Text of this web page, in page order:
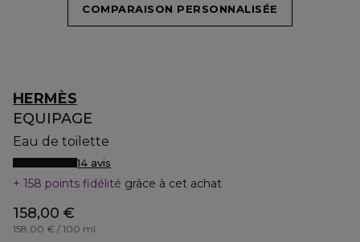
COMPARAISON PERSONNALISÉE
HERMÈS
EQUIPAGE
Eau de toilette
14 avis
158 points fidélité grâce à cet achat
158,00 €
158,00 € / 100 ml